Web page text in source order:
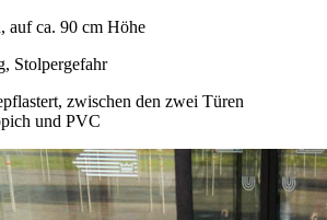
auf ca. 90 cm Höhe
Stolpergefahr
zwischen den zwei Türen
und PVC